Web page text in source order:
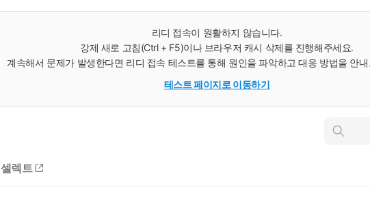
리디 접속이 원활하지 않습니다.
강제 새로 고침(Ctrl + F5)이나 브라우저 캐시 삭제를 진행해주세요.
계속해서 문제가 발생한다면 리디 접속 테스트를 통해 원인을 파악하고 대응 방법을 안
테스트 페이지로 이동하기
인
셀렉트